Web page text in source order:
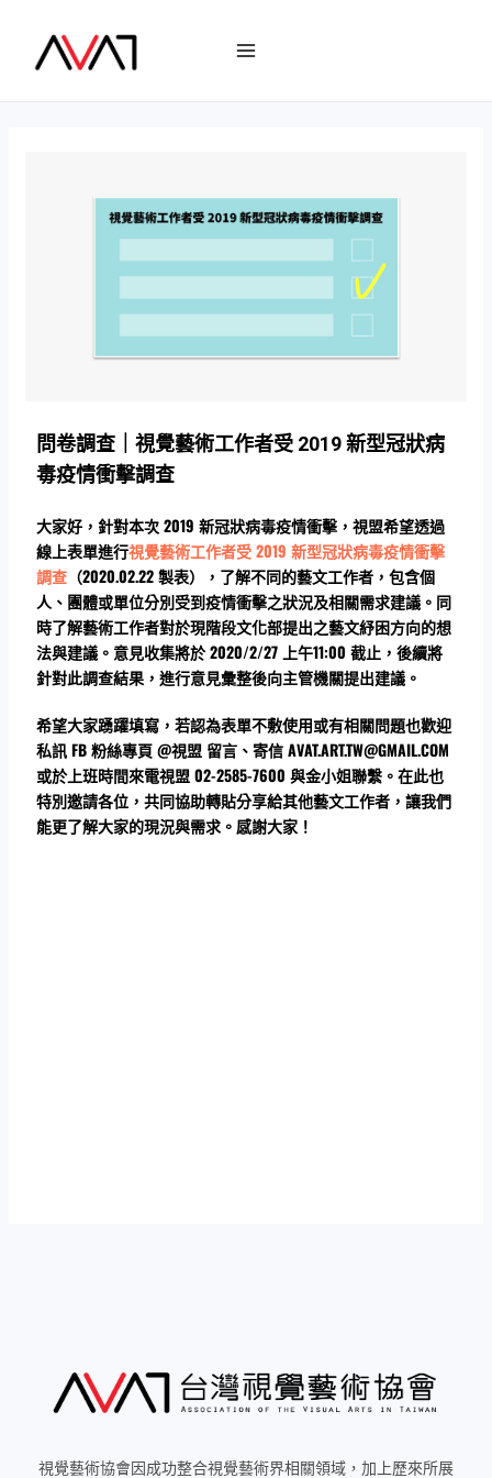
問卷調查｜視覺藝術工作者受 2019 新型冠狀病
毒疫情衝擊調查
大家好，針對本次 2019 新冠狀病毒疫情衝擊，視盟希望透過
線上表單進行視覺藝術工作者受 2019 新型冠狀病毒疫情衝擊
調查 （2020.02.22 製表），了解不同的藝文工作者，包含個
人、團體或單位分別受到疫情衝擊之狀況及相關需求建議。同
時了解藝術工作者對於現階段文化部提出之藝文紓困方向的想
法與建議。意見收集將於 2020/2/27 上午11:00 截止，後續將
針對此調查結果，進行意見彙整後向主管機關提出建議。
希望大家踴躍填寫，若認為表單不敷使用或有相關問題也歡迎
私訊 FB 粉絲專頁 @視盟 留言、寄信 AVAT.ART.TW@GMAIL.COM
或於上班時間來電視盟 02-2585-7600 與金小姐聯繫。在此也
特別邀請各位，共同協助轉貼分享給其他藝文工作者，讓我們
能更了解大家的現況與需求。感謝大家！
視覺藝術協會因成功整合視覺藝術界相關領域，加上歷來所展